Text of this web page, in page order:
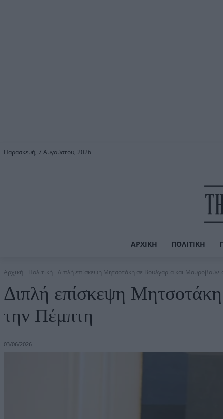
Παρασκευή, 7 Αυγούστου, 2026
ΑΡΧΙΚΉ ΠΟΛΙΤΙΚΉ
Αρχική Πολιτική Διπλή επίσκεψη Μητσοτάκη σε Βουλγαρία και
Διπλή επίσκεψη
την Πέμπτη
03/06/2026